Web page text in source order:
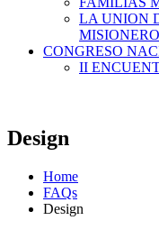
LA UNION
CONGRESO
II
Design
Home
FAQs
Design